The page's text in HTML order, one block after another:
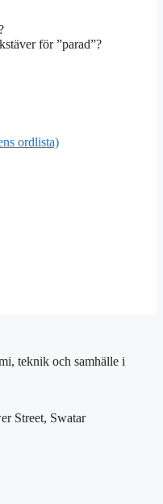
för ”parad”?
ordlista)
teknik och samhälle i
Street, Swatar